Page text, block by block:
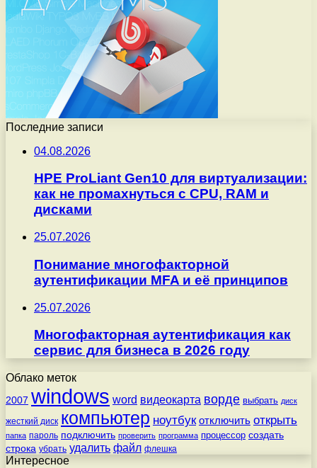
Последние записи
04.08.2026
HPE ProLiant Gen10 для виртуализации:
как не промахнуться с CPU, RAM и
дисками
25.07.2026
Понимание многофакторной
аутентификации MFA и её принципов
25.07.2026
Многофакторная аутентификация как
сервис для бизнеса в 2026 году
Облако меток
2007 windows word видеокарта ворде выбрать диск
жесткий диск компьютер ноутбук отключить открыть
папка пароль подключить проверить программа процессор создать
строка убрать удалить файл флешка
Интересное